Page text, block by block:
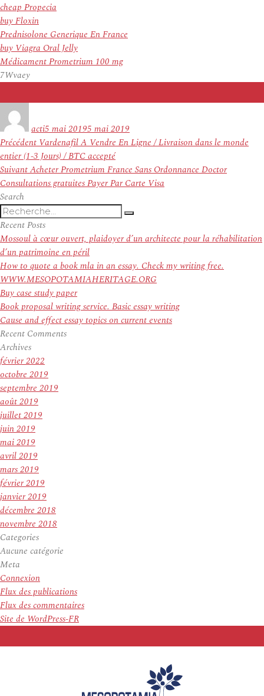
cheap Propecia
buy Floxin
Prednisolone Generique En France
buy Viagra Oral Jelly
Médicament Prometrium 100 mg
7Wvaey
actile
5 mai 20195 mai 2019
Navigation
de
l’article
Précédent Article
précédent :
Vardenafil A Vendre En Ligne / Livraison dans le monde
entier (1-3 Jours) / BTC accepté
SuivantArticle
suivant :
Acheter Prometrium France Sans Ordonnance Doctor
Consultations gratuites Payer Par Carte Visa
Search
Recherche
pour
:
Recherche
Recent Posts
Mossoul à cœur ouvert, plaidoyer d’un architecte pour la réhabilitation
d’un patrimoine en péril
How to quote a book mla in an essay. Check my writing free.
WWW.MESOPOTAMIAHERITAGE.ORG
Buy case study paper
Book proposal writing service. Basic essay writing
Cause and effect essay topics on current events
Recent Comments
Archives
février 2022
octobre 2019
septembre 2019
août 2019
juillet 2019
juin 2019
mai 2019
avril 2019
mars 2019
février 2019
janvier 2019
décembre 2018
novembre 2018
Categories
Aucune catégorie
Meta
Connexion
Flux des publications
Flux des commentaires
Site de WordPress-FR